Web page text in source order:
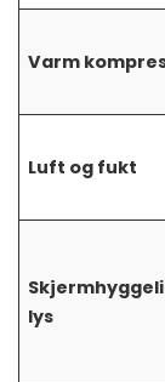
Varm
Luft og fukt
lys